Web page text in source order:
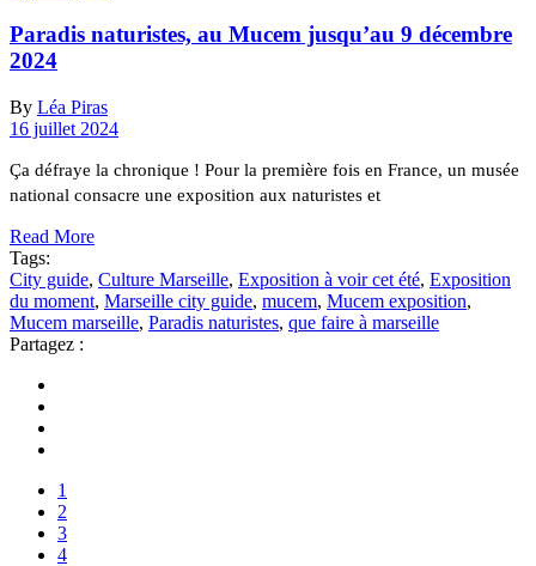
Paradis naturistes, au Mucem jusqu’au 9 décembre
2024
By Léa Piras
16 juillet 2024
Ça défraye la chronique ! Pour la première fois en France, un musée
national consacre une exposition aux naturistes et
Read More
Tags:
City guide, Culture Marseille, Exposition à voir cet été, Exposition
du moment, Marseille city guide, mucem, Mucem exposition,
Mucem marseille, Paradis naturistes, que faire à marseille
Partagez :
1
2
3
4